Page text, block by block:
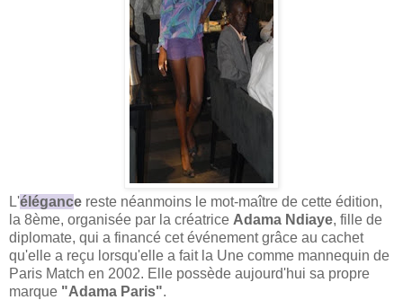
L'élégance reste néanmoins le mot-maître de cette édition,
la 8ème, organisée par la créatrice Adama Ndiaye, fille de
diplomate, qui a financé cet événement grâce au cachet
qu'elle a reçu lorsqu'elle a fait la Une comme mannequin de
Paris Match en 2002. Elle possède aujourd'hui sa propre
marque "Adama Paris".